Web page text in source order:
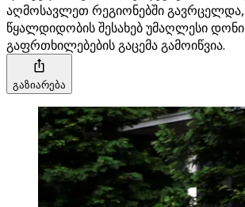
აღმოსავლეთ რეგიონებში
წყალდიდობის შესახებ უმაღლესი
გაფრთხილებების გაცემა გამოიწვია.
გაზიარება